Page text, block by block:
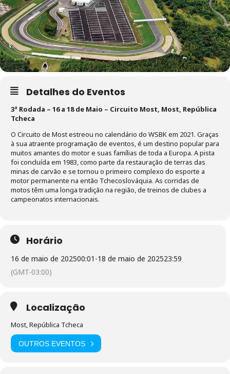
Detalhes do Eventos
3ª Rodada – 16 a 18 de Maio – Circuito Most, Most, República
Tcheca
O Circuito de Most estreou no calendário do WSBK em 2021. Graças
à sua atraente programação de eventos, é um destino popular para
muitos amantes do motor e suas famílias de toda a Europa. A pista
foi concluída em 1983, como parte da restauração de terras das
minas de carvão e se tornou o primeiro complexo do esporte a
motor permanente na então Tchecoslováquia. As corridas de
motos têm uma longa tradição na região, de treinos de clubes a
campeonatos internacionais.
Horário
16 de maio de 202500:01 -18 de maio de 202523:59
(GMT-03:00)
Localização
Most, República Tcheca
OUTROS EVENTOS